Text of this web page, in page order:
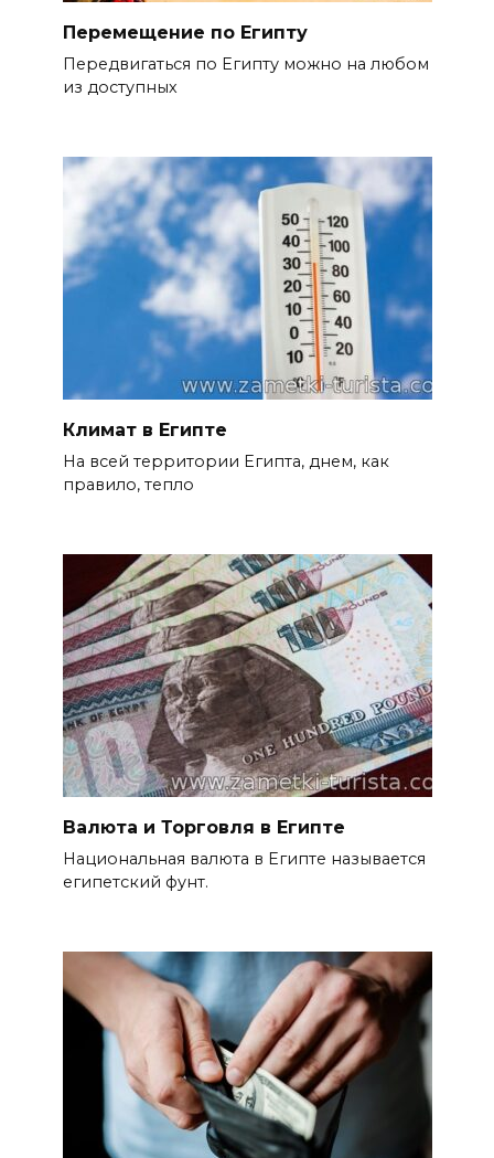
Перемещение по Египту
Передвигаться по Египту можно на любом
из доступных
Климат в Египте
На всей территории Египта, днем, как
правило, тепло
Валюта и Торговля в Египте
Национальная валюта в Египте называется
египетский фунт.